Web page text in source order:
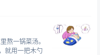
熬一锅菜汤。
就用一把木勺